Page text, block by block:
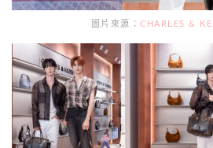
圖片來源： CHARLES &